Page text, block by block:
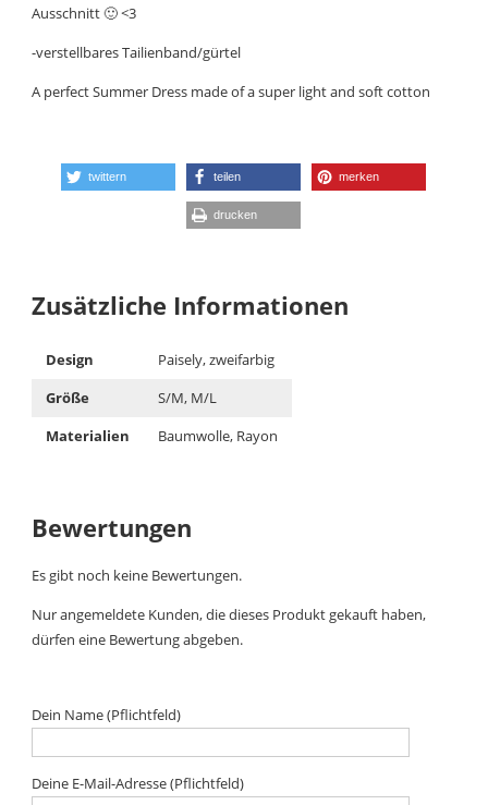
Ausschnitt 🙂 <3
-verstellbares Tailienband/gürtel
A perfect Summer Dress made of a super light and soft cotton
twittern teilen merken
drucken
Zusätzliche Informationen
Design
Paisely, zweifarbig
Größe
S/M, M/L
Materialien
Baumwolle, Rayon
Bewertungen
Es gibt noch keine Bewertungen.
Nur angemeldete Kunden, die dieses Produkt gekauft haben,
dürfen eine Bewertung abgeben.
Dein Name (Pflichtfeld)
Deine E-Mail-Adresse (Pflichtfeld)